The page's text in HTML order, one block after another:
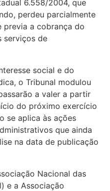
6.558/2004, que
perdeu parcialmente
previa a cobrança do
serviços de
social e do
o Tribunal modulou
a valer a partir
do próximo exercício
se aplica às ações
que ainda
na data de publicação
Nacional das
e a Associação